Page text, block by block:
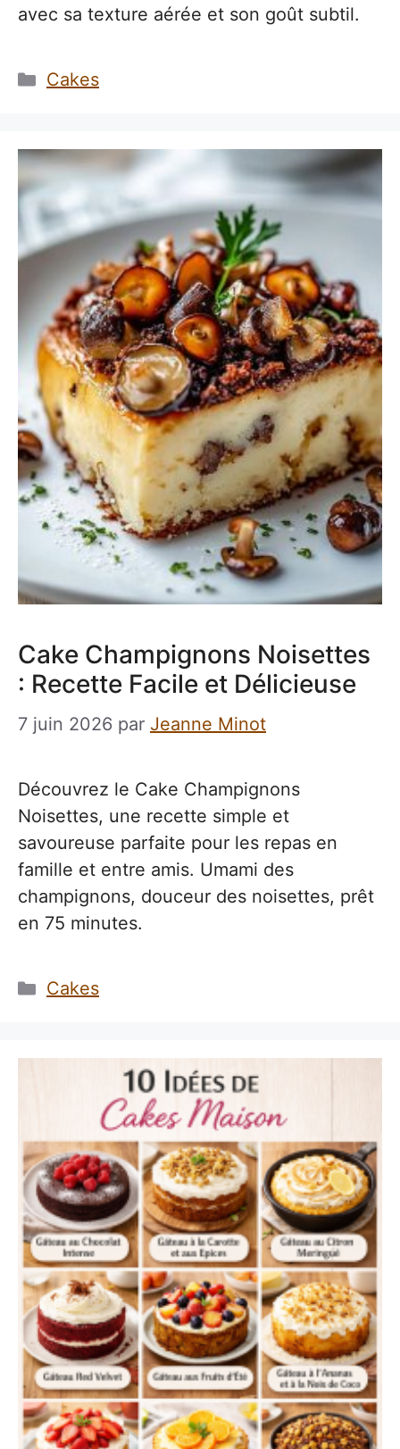
avec sa texture aérée et son goût subtil.
Catégories
Cakes
Cake Champignons Noisettes
: Recette Facile et Délicieuse
7 juin 2026 par Jeanne Minot
Découvrez le Cake Champignons
Noisettes, une recette simple et
savoureuse parfaite pour les repas en
famille et entre amis. Umami des
champignons, douceur des noisettes, prêt
en 75 minutes.
Catégories
Cakes